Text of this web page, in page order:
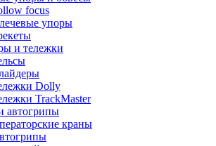
focus
упоры
и тележки
Dolly
TrackMaster
автогрипы
краны